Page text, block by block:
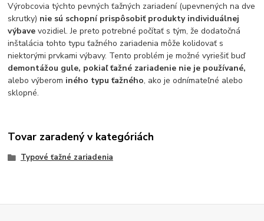
Výrobcovia týchto pevných ťažných zariadení (upevnených na dve
skrutky) nie sú schopní prispôsobiť produkty individuálnej
výbavevozidiel. Je preto potrebné počítať s tým, že dodatočná
inštalácia tohto typu ťažného zariadenia môže kolidovať s
niektorými prvkami výbavy. Tento problém je možné vyriešiť buď
demontážou gule, pokiaľ ťažné zariadenie nie je používané,
alebo výberom iného typu ťažného, ako je odnímateľné alebo
sklopné.
Tovar zaradený v kategóriách
Typové ťažné zariadenia